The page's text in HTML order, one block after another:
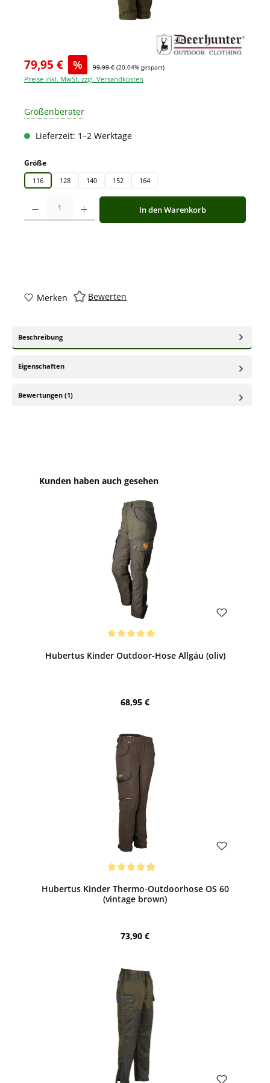
79,95 € % 99,99 € (20.04% gespart)
Preise inkl. MwSt. zzgl. Versandkosten
Größenberater
Lieferzeit: 1–2 Werktage
Größeauswählen
116 128 140 152 164
Produkt Anzahl: Gib den gewünschten Wert ein oder benutze die
In den Warenkorb
Merken Bewerten
Beschreibung
Eigenschaften
Bewertungen (1)
Produktgalerie überspringen
Kunden haben auch gesehen
Hubertus Kinder Outdoor-Hose Allgäu (oliv)
Regulärer Preis:
68,95 €
Hubertus Kinder Thermo-Outdoorhose OS 60
(vintage brown)
Regulärer Preis:
73,90 €